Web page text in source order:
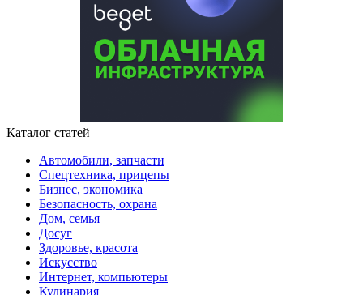
Каталог статей
Автомобили, запчасти
Спецтехника, прицепы
Бизнес, экономика
Безопасность, охрана
Дом, семья
Досуг
Здоровье, красота
Искусство
Интернет, компьютеры
Кулинария